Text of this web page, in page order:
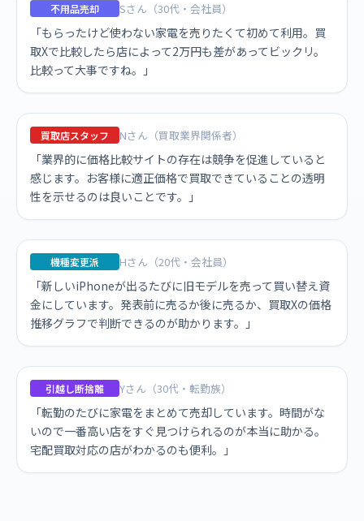
不用品売却 Sさん（30代・会社員）
「もらったけど使わない家電を売りたくて初めて利用。買
取Xで比較したら店によって2万円も差があってビックリ。
比較って大事ですね。」
買取店スタッフ Nさん（買取業界関係者）
「業界的に価格比較サイトの存在は競争を促進していると
感じます。お客様に適正価格で買取できていることの透明
性を示せるのは良いことです。」
機種変更派 Hさん（20代・会社員）
「新しいiPhoneが出るたびに旧モデルを売って買い替え資
金にしています。発表前に売るか後に売るか、買取Xの価格
推移グラフで判断できるのが助かります。」
引越し断捨離 Yさん（30代・転勤族）
「転勤のたびに家電をまとめて売却しています。時間がな
いので一番高い店をすぐ見つけられるのが本当に助かる。
宅配買取対応の店がわかるのも便利。」